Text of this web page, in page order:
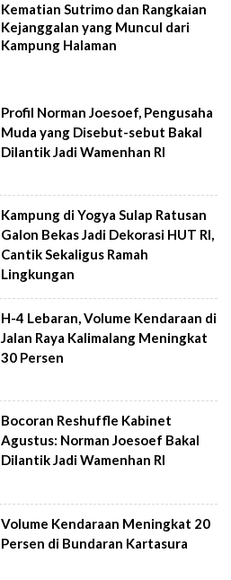
Kematian Sutrimo dan Rangkaian
Kejanggalan yang Muncul dari
Kampung Halaman
Profil Norman Joesoef, Pengusaha
Muda yang Disebut-sebut Bakal
Dilantik Jadi Wamenhan RI
Kampung di Yogya Sulap Ratusan
Galon Bekas Jadi Dekorasi HUT RI,
Cantik Sekaligus Ramah
Lingkungan
H-4 Lebaran, Volume Kendaraan di
Jalan Raya Kalimalang Meningkat
30 Persen
Bocoran Reshuffle Kabinet
Agustus: Norman Joesoef Bakal
Dilantik Jadi Wamenhan RI
Volume Kendaraan Meningkat 20
Persen di Bundaran Kartasura